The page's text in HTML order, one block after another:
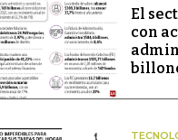
El
con